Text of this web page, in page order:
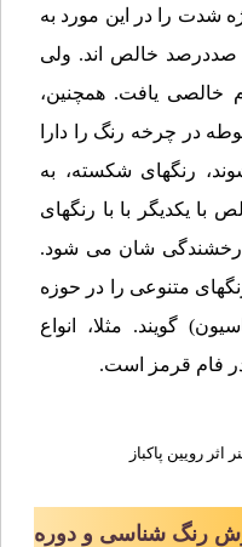
شدت را در این مورد به
صددرصد خالص اند. ولی
خالصی یافت. همچنین،
در چرخه رنگ را دارا
رنگهای شکسته، به
با یکدیگر با با رنگهای
درخشندگی شان می شود.
متنوعی را در حوزه
گویند. مثلا، انواع
در فام قرمز است.
رویین پاکباز
رنگ شناسی و دوره